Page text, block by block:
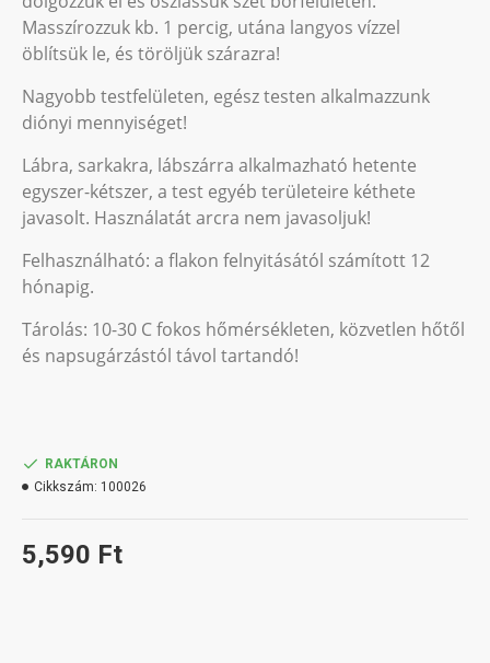
Masszírozzuk kb. 1 percig, utána langyos vízzel
öblítsük le, és töröljük szárazra!
Nagyobb testfelületen, egész testen alkalmazzunk
diónyi mennyiséget!
Lábra, sarkakra, lábszárra alkalmazható hetente
egyszer-kétszer, a test egyéb területeire kéthete
javasolt. Használatát arcra nem javasoljuk!
Felhasználható: a flakon felnyitásától számított 12
hónapig.
Tárolás: 10-30 C fokos hőmérsékleten, közvetlen hőtől
és napsugárzástól távol tartandó!
5,590 Ft
RAKTÁRON
Cikkszám: 100026